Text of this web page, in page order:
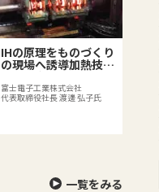
IHの原理をものづくり
の現場へ誘導加熱技術
で品質向上を支える
富士電子工業株式会社
代表取締役社長 渡邊 弘子氏
一覧をみる